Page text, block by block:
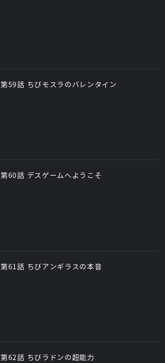
第59話 ちびモスラのバレンタイン
第60話 デスゲームへようこそ
第61話 ちびアンギラスの本音
第62話 ちびラドンの超能力